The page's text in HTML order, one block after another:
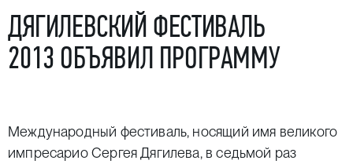
ДЯГИЛЕВСКИЙ ФЕСТИВАЛЬ
2013 ОБЪЯВИЛ ПРОГРАММУ
Международный фестиваль, носящий имя великого
импресарио Сергея Дягилева, в седьмой раз